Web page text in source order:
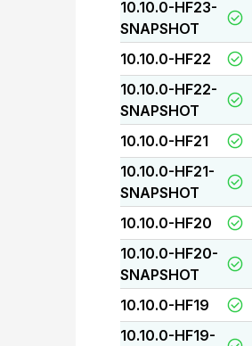
10.10.0-HF23-
SNAPSHOT
10.10.0-HF22
10.10.0-HF22-
SNAPSHOT
10.10.0-HF21
10.10.0-HF21-
SNAPSHOT
10.10.0-HF20
10.10.0-HF20-
SNAPSHOT
10.10.0-HF19
10.10.0-HF19-